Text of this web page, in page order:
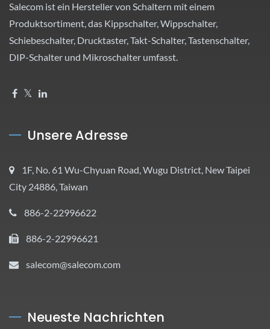
Salecom ist ein Hersteller von Schaltern mit einem
Produktsortiment, das Kippschalter, Wippschalter,
Schiebeschalter, Drucktaster, Takt-Schalter, Tastenschalter,
DIP-Schalter und Mikroschalter umfasst.
Unsere Adresse
1F, No. 61 Wu-Chyuan Road, Wugu District, New Taipei
City 24886, Taiwan
886-2-22996622
886-2-22996621
salecom@salecom.com
Neueste Nachrichten